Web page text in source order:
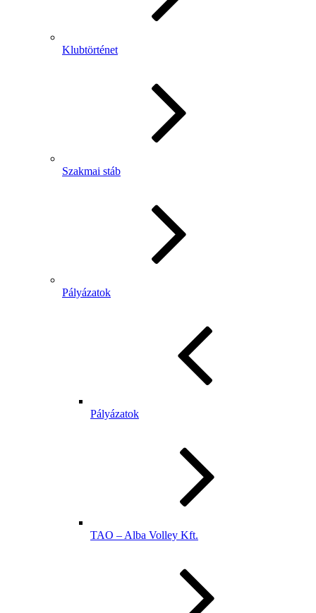
Klubtörténet
Szakmai stáb
Pályázatok
Pályázatok
TAO – Alba Volley Kft.